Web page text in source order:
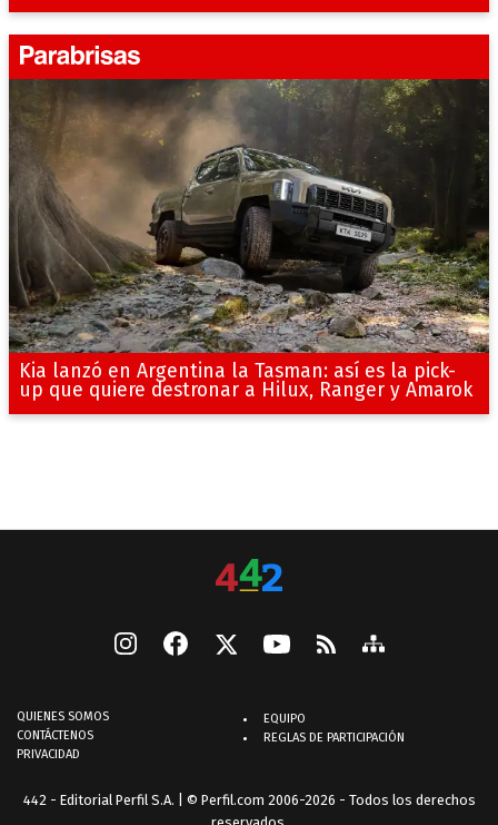
Kia lanzó en Argentina la Tasman: así es la pick-
up que quiere destronar a Hilux, Ranger y Amarok
QUIENES SOMOS
CONTÁCTENOS
PRIVACIDAD
EQUIPO
REGLAS DE PARTICIPACIÓN
442 - Editorial Perfil S.A. | © Perfil.com 2006-2026 - Todos los derechos